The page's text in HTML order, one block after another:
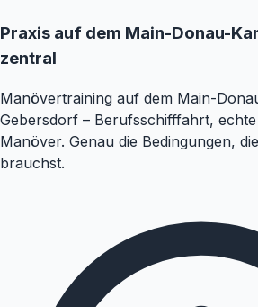
Praxis auf dem Main-Donau-
zentral
Manövertraining auf dem Main-
Gebersdorf – Berufsschifffahrt,
Manöver. Genau die Bedingungen,
brauchst.